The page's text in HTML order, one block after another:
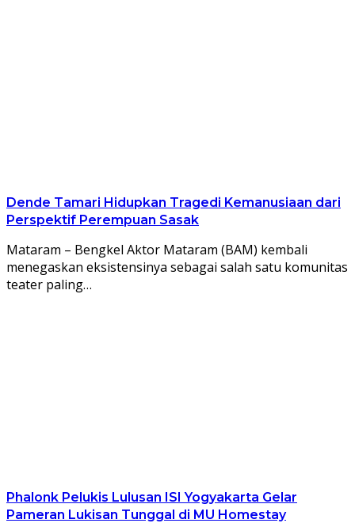
Dende Tamari Hidupkan Tragedi Kemanusiaan dari
Perspektif Perempuan Sasak
Mataram – Bengkel Aktor Mataram (BAM) kembali
menegaskan eksistensinya sebagai salah satu komunitas
teater paling…
Phalonk Pelukis Lulusan ISI Yogyakarta Gelar
Pameran Lukisan Tunggal di MU Homestay